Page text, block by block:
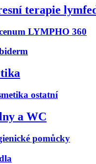
terapie
LYMPHO 360
ostatní
a WC
pomůcky